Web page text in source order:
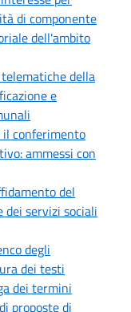
di componente
dell'ambito
della
e
il conferimento
ammessi con
del
dei servizi sociali
degli
dei testi
dei termini
proposte di